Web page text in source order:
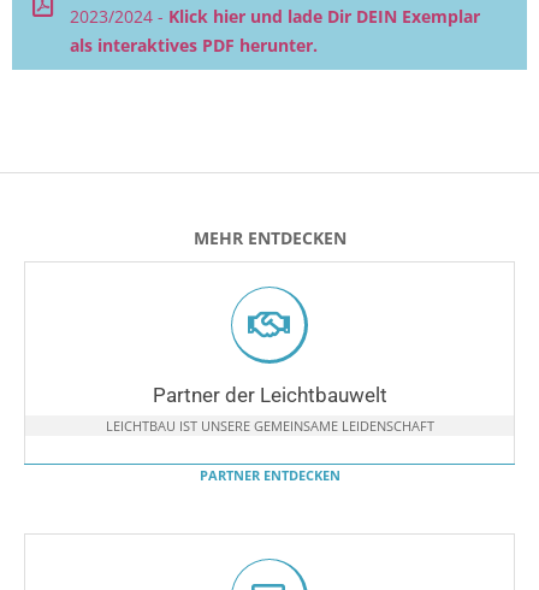
2023/2024 - Klick hier und lade Dir DEIN Exemplar
als interaktives PDF herunter.
MEHR ENTDECKEN
Partner der Leichtbauwelt
LEICHTBAU IST UNSERE GEMEINSAME LEIDENSCHAFT
PARTNER ENTDECKEN